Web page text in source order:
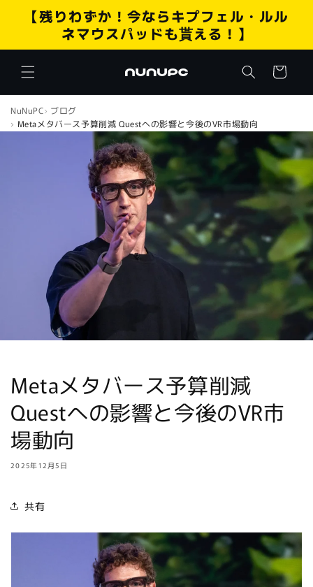
ンツに
進む
【残りわずか！今ならキプフェル・ルル
ネマウスパッドも貰える！】
カ
ー
NuNuPC
ブログ
Metaメタバース予算削減 Questへの影響と今後のVR市場動向
Metaメタバース予算削減
Questへの影響と今後のVR市
場動向
2025年12月5日
共有